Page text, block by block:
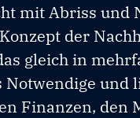
mit Abriss und
der
gleich in
und
Finanzen, den